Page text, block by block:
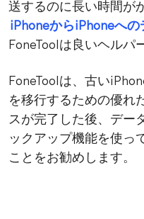
送するのに長い時間が
iPhoneからiPhoneへ
FoneToolは良いヘルパ
FoneToolは、古い
を移行するための優れ
スが完了した後、デー
ックアップ機能を使っ
ことをお勧めします。